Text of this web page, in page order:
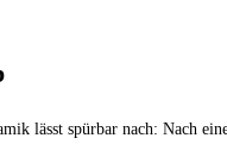
lässt spürbar nach: Nach